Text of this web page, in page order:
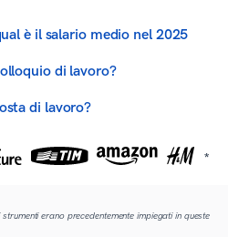
è il salario medio nel 2025
di lavoro?
di lavoro?
*
erano precedentemente impiegati in queste